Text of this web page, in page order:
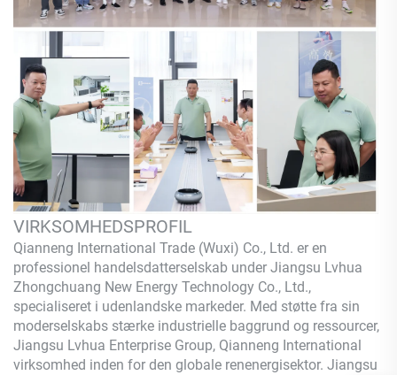
VIRKSOMHEDSPROFIL
Qianneng International Trade (Wuxi) Co., Ltd. er en
professionel handelsdatterselskab under Jiangsu Lvhua
Zhongchuang New Energy Technology Co., Ltd.,
specialiseret i udenlandske markeder. Med støtte fra sin
moderselskabs stærke industrielle baggrund og ressourcer,
Jiangsu Lvhua Enterprise Group, Qianneng International
virksomhed inden for den globale renenergisektor. Jiangsu